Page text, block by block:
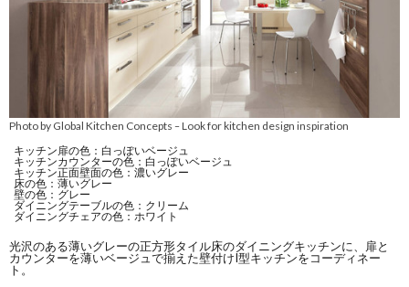
Photo by Global Kitchen Concepts –Look for kitchen design inspiration
キッチン扉の色：白っぽいベージュ
キッチンカウンターの色：白っぽいベージュ
キッチン正面壁面の色：濃いグレー
床の色：薄いグレー
壁の色：グレー
ダイニングテーブルの色：クリーム
ダイニングチェアの色：ホワイト
光沢のある薄いグレーの正方形タイル床のダイニングキッチンに、扉と
カウンターを薄いベージュで揃えた壁付けI型キッチンをコーディネー
ト。